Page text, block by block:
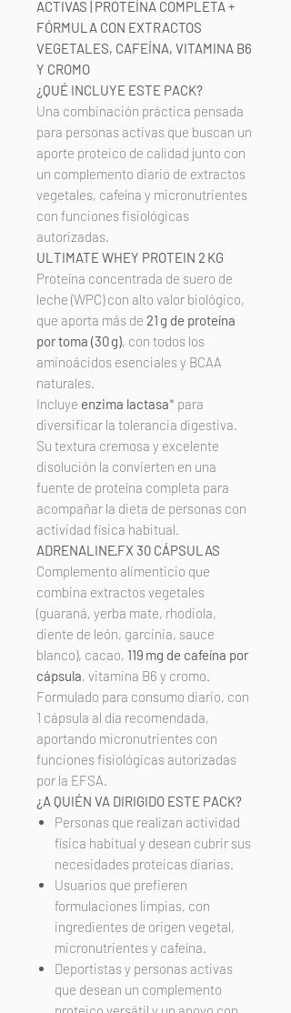
ACTIVAS | PROTEÍNA COMPLETA +
FÓRMULA CON EXTRACTOS
VEGETALES, CAFEÍNA, VITAMINA B6
Y CROMO
¿QUÉ INCLUYE ESTE PACK?
Una combinación práctica pensada
para personas activas que buscan un
aporte proteico de calidad junto con
un complemento diario de extractos
vegetales, cafeína y micronutrientes
con funciones fisiológicas
autorizadas.
ULTIMATE WHEY PROTEIN 2 KG
Proteína concentrada de suero de
leche (WPC) con alto valor biológico,
que aporta más de 21 g de proteína
por toma (30 g), con todos los
aminoácidos esenciales y BCAA
naturales.
Incluye enzima lactasa* para
diversificar la tolerancia digestiva.
Su textura cremosa y excelente
disolución la convierten en una
fuente de proteína completa para
acompañar la dieta de personas con
actividad física habitual.
ADRENALINE·FX 30 CÁPSULAS
Complemento alimenticio que
combina extractos vegetales
(guaraná, yerba mate, rhodiola,
diente de león, garcinia, sauce
blanco), cacao, 119 mg de cafeína por
cápsula, vitamina B6 y cromo.
Formulado para consumo diario, con
1 cápsula al día recomendada,
aportando micronutrientes con
funciones fisiológicas autorizadas
por la EFSA.
¿A QUIÉN VA DIRIGIDO ESTE PACK?
Personas que realizan actividad
física habitual y desean cubrir sus
necesidades proteicas diarias.
Usuarios que prefieren
formulaciones limpias, con
ingredientes de origen vegetal,
micronutrientes y cafeína.
Deportistas y personas activas
que desean un complemento